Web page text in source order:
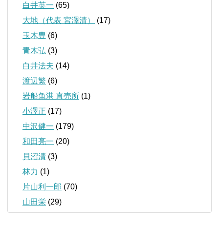
白井英一 (65)
大地（代表 宮澤清）
(17)
玉木豊 (6)
青木弘 (3)
白井法夫 (14)
渡辺繁 (6)
岩船魚港 直売所 (1)
小澤正 (17)
中沢健一 (179)
和田亮一 (20)
貝沼清 (3)
林力 (1)
片山利一郎 (70)
山田栄 (29)